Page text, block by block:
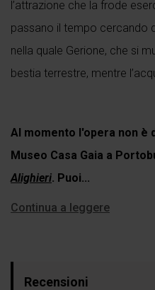
l’attrazione che la frode
passano il tempo cercando
nella quale Gerione, che si
bestia terrestre, mentre
Al momento l'opera non è
Museo Casa Gaia a
Alighieri. Puoi...
Continua a leggere
Recensioni